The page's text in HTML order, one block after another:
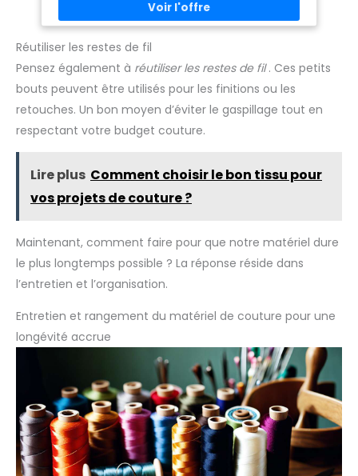
enrobé de microfilaments en polyester – Made in Germany.
Les fils à coudre fabriqués avec la Micro Core Technology
sont uniformes, sans peluches, fins et durables. Pour des
coutures particulièrement belles et résistantes Pour une
de calibre NM 70 à 90. Lavage 95 °C – Blanchiment à
normale – Repassage à chaud (3 points) - Nettoyage
chimique autorisé
Réutiliser les restes de fil
Pensez également à réutiliser les restes de fil. Ces petits
bouts peuvent être utilisés pour les finitions ou les
retouches. Un bon moyen d’éviter le gaspillage tout en
respectant votre budget couture.
Lire plus Comment choisir le bon tissu pour
vos projets de couture ?
Maintenant, comment faire pour que notre matériel dure
le plus longtemps possible ? La réponse réside dans
l’entretien et l’organisation.
Entretien et rangement du matériel de couture pour une
longévité accrue